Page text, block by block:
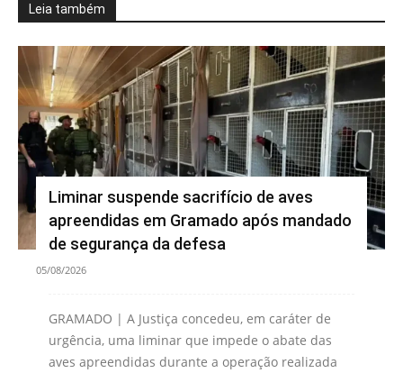
Leia também
Liminar suspende sacrifício de aves
apreendidas em Gramado após mandado
de segurança da defesa
05/08/2026
GRAMADO | A Justiça concedeu, em caráter de
urgência, uma liminar que impede o abate das
aves apreendidas durante a operação realizada